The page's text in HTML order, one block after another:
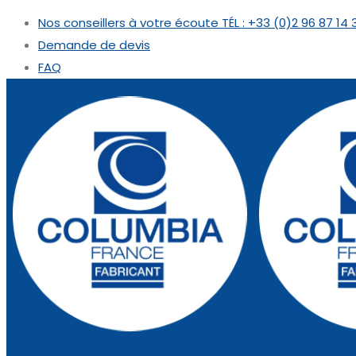
Nos conseillers à votre écoute TÉL : +33 (0)2 96 87 14
Demande de devis
FAQ